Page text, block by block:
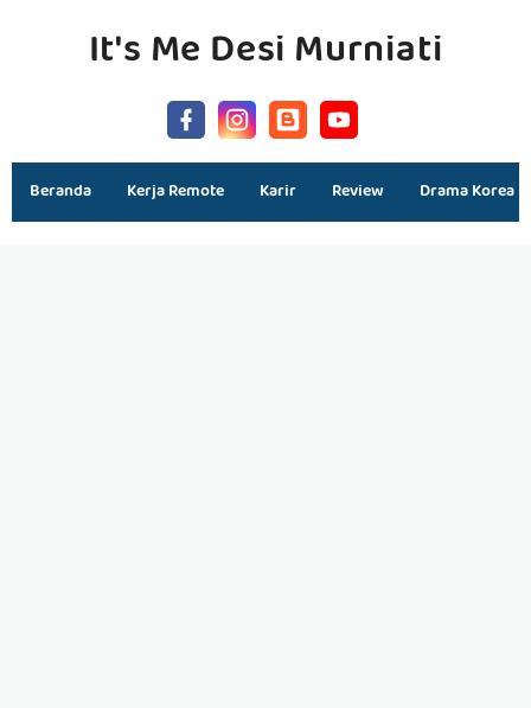
It's Me Desi Murniati
Beranda Kerja Remote Karir Review Drama Korea